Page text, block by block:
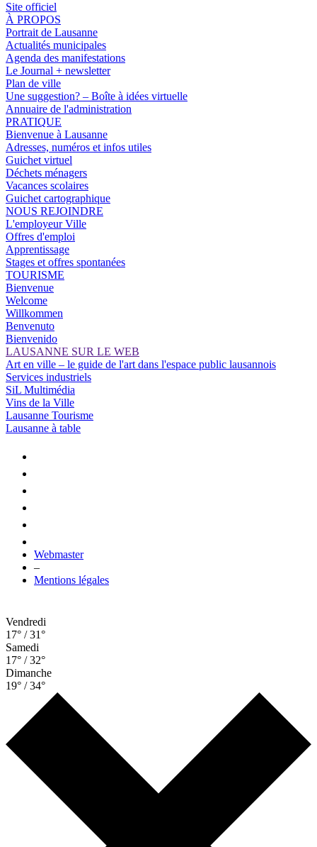
Site officiel
À PROPOS
Portrait de Lausanne
Actualités municipales
Agenda des manifestations
Le Journal + newsletter
Plan de ville
Une suggestion? – Boîte à idées virtuelle
Annuaire de l'administration
PRATIQUE
Bienvenue à Lausanne
Adresses, numéros et infos utiles
Guichet virtuel
Déchets ménagers
Vacances scolaires
Guichet cartographique
NOUS REJOINDRE
L'employeur Ville
Offres d'emploi
Apprentissage
Stages et offres spontanées
TOURISME
Bienvenue
Welcome
Willkommen
Benvenuto
Bienvenido
LAUSANNE SUR LE WEB
Art en ville – le guide de l'art dans l'espace public lausannois
Services industriels
SiL Multimédia
Vins de la Ville
Lausanne Tourisme
Lausanne à table
Webmaster
–
Mentions légales
Vendredi
17° / 31°
Samedi
17° / 32°
Dimanche
19° / 34°